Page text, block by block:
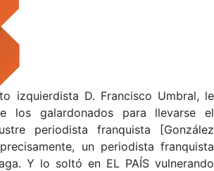
izquierdista D. Francisco Umbral, le
los galardonados para llevarse el
periodista franquista [González
un periodista franquista
Y lo soltó en EL PAÍS vulnerando